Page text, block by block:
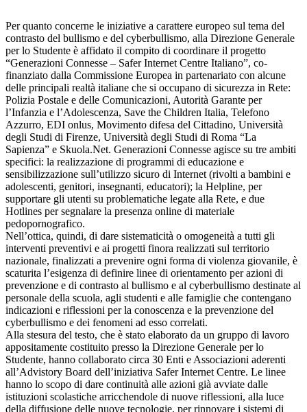
Per quanto concerne le iniziative a carattere europeo sul tema del
contrasto del bullismo e del cyberbullismo, alla Direzione Generale
per lo Studente è affidato il compito di coordinare il progetto
“Generazioni Connesse – Safer Internet Centre Italiano”, co-
finanziato dalla Commissione Europea in partenariato con alcune
delle principali realtà italiane che si occupano di sicurezza in Rete:
Polizia Postale e delle Comunicazioni, Autorità Garante per
l’Infanzia e l’Adolescenza, Save the Children Italia, Telefono
Azzurro, EDI onlus, Movimento difesa del Cittadino, Università
degli Studi di Firenze, Università degli Studi di Roma “La
Sapienza” e Skuola.Net. Generazioni Connesse agisce su tre ambiti
specifici: la realizzazione di programmi di educazione e
sensibilizzazione sull’utilizzo sicuro di Internet (rivolti a bambini e
adolescenti, genitori, insegnanti, educatori); la Helpline, per
supportare gli utenti su problematiche legate alla Rete, e due
Hotlines per segnalare la presenza online di materiale
pedopornografico.
Nell’ottica, quindi, di dare sistematicità o omogeneità a tutti gli
interventi preventivi e ai progetti finora realizzati sul territorio
nazionale, finalizzati a prevenire ogni forma di violenza giovanile, è
scaturita l’esigenza di definire linee di orientamento per azioni di
prevenzione e di contrasto al bullismo e al cyberbullismo destinate al
personale della scuola, agli studenti e alle famiglie che contengano
indicazioni e riflessioni per la conoscenza e la prevenzione del
cyberbullismo e dei fenomeni ad esso correlati.
Alla stesura del testo, che è stato elaborato da un gruppo di lavoro
appositamente costituito presso la Direzione Generale per lo
Studente, hanno collaborato circa 30 Enti e Associazioni aderenti
all’Advistory Board dell’iniziativa Safer Internet Centre. Le linee
hanno lo scopo di dare continuità alle azioni già avviate dalle
istituzioni scolastiche arricchendole di nuove riflessioni, alla luce
della diffusione delle nuove tecnologie, per rinnovare i sistemi di